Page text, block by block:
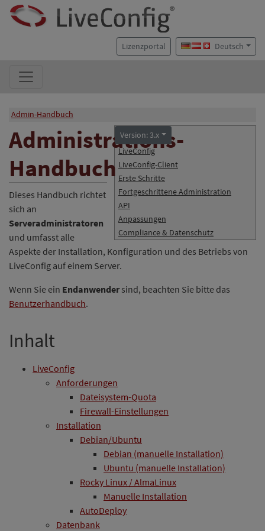
Lizenzportal Deutsch
Admin-Handbuch
Version: 3.x
LiveConfig
LiveConfig-Client
Erste Schritte
Fortgeschrittene Administration
API
Anpassungen
Compliance & Datenschutz
Administrations-
Handbuch
Dieses Handbuch richtet
sich an
Serveradministratoren
und umfasst alle
Aspekte der Installation, Konfiguration und des Betriebs von
LiveConfig auf einem Server.
Wenn Sie ein Endanwendersind, beachten Sie bitte das
Benutzerhandbuch.
Inhalt
LiveConfig
Anforderungen
Dateisystem-Quota
Firewall-Einstellungen
Installation
Debian/Ubuntu
Debian (manuelle Installation)
Ubuntu (manuelle Installation)
Rocky Linux / AlmaLinux
Manuelle Installation
AutoDeploy
Datenbank